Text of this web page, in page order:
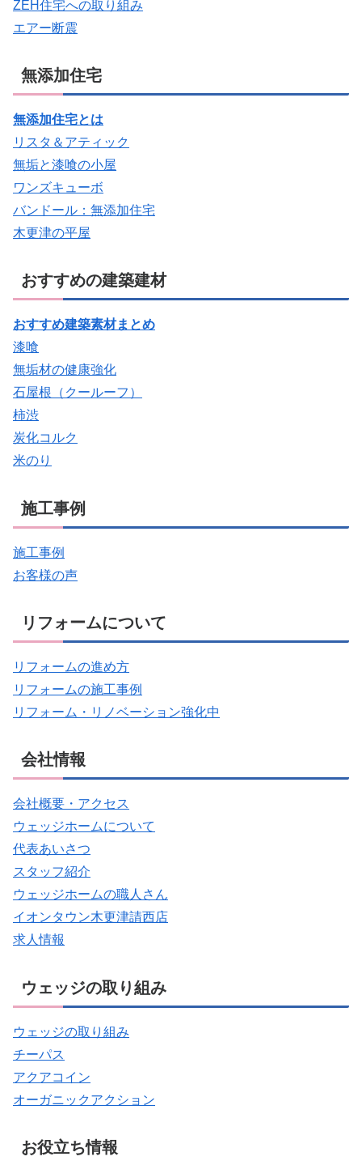
ZEH住宅への取り組み
エアー断震
無添加住宅
無添加住宅とは
リスタ＆アティック
無垢と漆喰の小屋
ワンズキューボ
バンドール：無添加住宅
木更津の平屋
おすすめの建築建材
おすすめ建築素材まとめ
漆喰
無垢材の健康強化
石屋根（クールーフ）
柿渋
炭化コルク
米のり
施工事例
施工事例
お客様の声
リフォームについて
リフォームの進め方
リフォームの施工事例
リフォーム・リノベーション強化中
会社情報
会社概要・アクセス
ウェッジホームについて
代表あいさつ
スタッフ紹介
ウェッジホームの職人さん
イオンタウン木更津請西店
求人情報
ウェッジの取り組み
ウェッジの取り組み
チーパス
アクアコイン
オーガニックアクション
お役立ち情報